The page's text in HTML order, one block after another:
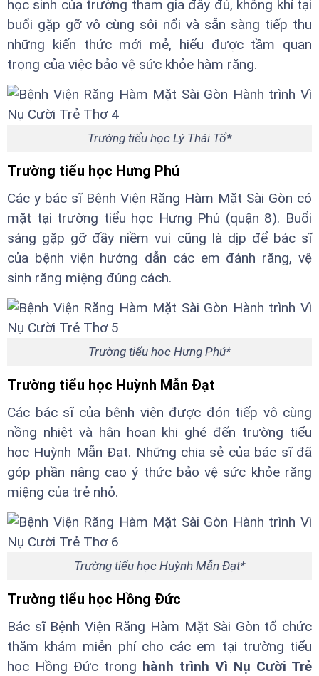
học sinh của trường tham gia đầy đủ, không khí tại
buổi gặp gỡ vô cùng sôi nổi và sẵn sàng tiếp thu
những kiến thức mới mẻ, hiểu được tầm quan
trọng của việc bảo vệ sức khỏe hàm răng.
Trường tiểu học Lý Thái Tổ*
Trường tiểu học Hưng Phú
Các y bác sĩ Bệnh Viện Răng Hàm Mặt Sài Gòn có
mặt tại trường tiểu học Hưng Phú (quận 8). Buổi
sáng gặp gỡ đầy niềm vui cũng là dịp để bác sĩ
của bệnh viện hướng dẫn các em đánh răng, vệ
sinh răng miệng đúng cách.
Trường tiểu học Hưng Phú*
Trường tiểu học Huỳnh Mẫn Đạt
Các bác sĩ của bệnh viện được đón tiếp vô cùng
nồng nhiệt và hân hoan khi ghé đến trường tiểu
học Huỳnh Mẫn Đạt. Những chia sẻ của bác sĩ đã
góp phần nâng cao ý thức bảo vệ sức khỏe răng
miệng của trẻ nhỏ.
Trường tiểu học Huỳnh Mẫn Đạt*
Trường tiểu học Hồng Đức
Bác sĩ Bệnh Viện Răng Hàm Mặt Sài Gòn tổ chức
thăm khám miễn phí cho các em tại trường tiểu
học Hồng Đức trong hành trình Vì Nụ Cười Trẻ